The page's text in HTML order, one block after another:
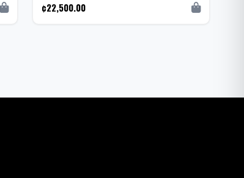
¢22,500.00